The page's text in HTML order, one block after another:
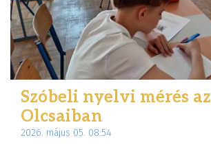
Szóbeli nyelvi mérés az
Olcsaiban
2026. május 05. 08:54